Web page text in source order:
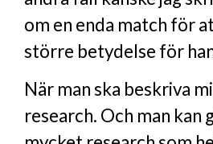
om en enda match för
större betydelse för
När man ska beskriva
research. Och man kan